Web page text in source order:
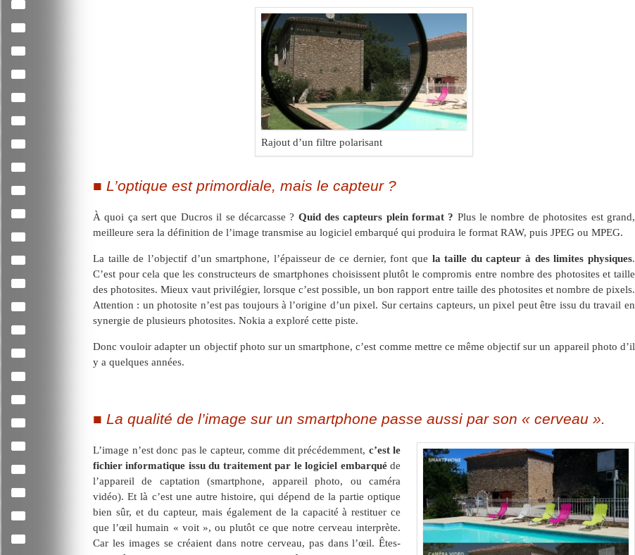
Rajout d’un filtre polarisant
L’optique est primordiale, mais le capteur ?
À quoi ça sert que Ducros il se décarcasse ? Quid des capteurs plein format ? Plus le nombre de photosites est grand,
meilleure sera la définition de l’image transmise au logiciel embarqué qui produira le format RAW, puis JPEG ou MPEG.
La taille de l’objectif d’un smartphone, l’épaisseur de ce dernier, font que la taille du capteur à des limites physiques.
C’est pour cela que les constructeurs de smartphones choisissent plutôt le compromis entre nombre des photosites et taille
des photosites. Mieux vaut privilégier, lorsque c’est possible, un bon rapport entre taille des photosites et nombre de pixels.
Attention : un photosite n’est pas toujours à l’origine d’un pixel. Sur certains capteurs, un pixel peut être issu du travail en
synergie de plusieurs photosites. Nokia a exploré cette piste.
Donc vouloir adapter un objectif photo sur un smartphone, c’est comme mettre ce même objectif sur un appareil photo d’il
y a quelques années.
La qualité de l’image sur un smartphone passe aussi par son « cerveau ».
L’image n’est donc pas le capteur, comme dit précédemment, c’est le
fichier informatique issu du traitement par le logiciel embarquéde
l’appareil de captation (smartphone, appareil photo, ou caméra
vidéo). Et là c’est une autre histoire, qui dépend de la partie optique
bien sûr, et du capteur, mais également de la capacité à restituer ce
que l’œil humain « voit », ou plutôt ce que notre cerveau interprète.
Car les images se créaient dans notre cerveau, pas dans l’œil. Êtes-